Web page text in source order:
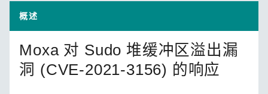
系我们
概述
Moxa 对 Sudo 堆缓冲区溢出漏
洞 (CVE-2021-3156) 的响应